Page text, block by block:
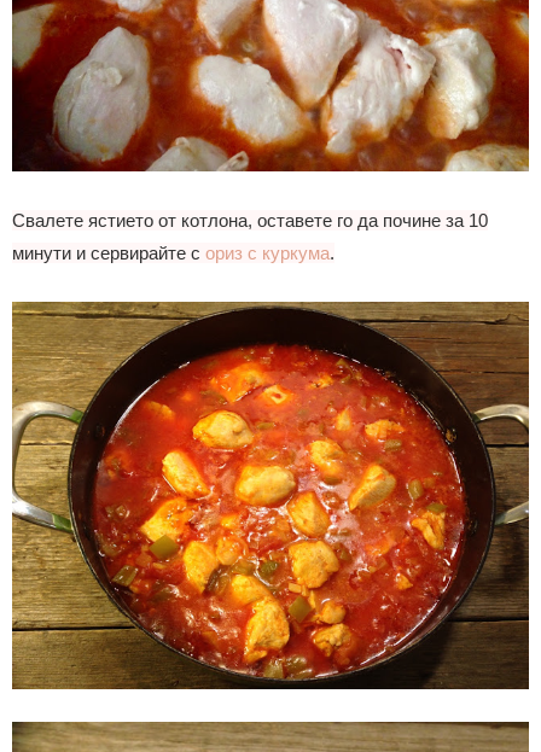
Свалете ястието от котлона, оставете го да почине за 10
минути и сервирайте с ориз с куркума.